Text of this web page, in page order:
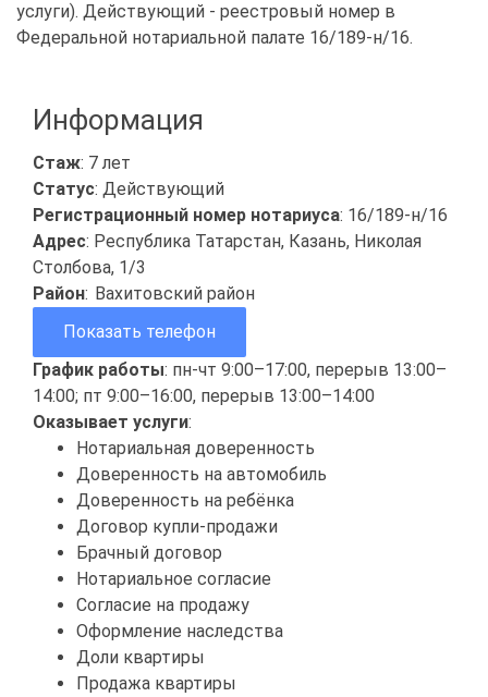
услуги). Действующий - реестровый номер в
Федеральной нотариальной палате 16/189-н/16.
Информация
Стаж: 7 лет
Статус: Действующий
Регистрационный номер нотариуса: 16/189-н/16
Адрес: Республика Татарстан, Казань, Николая
Столбова, 1/3
Район: Вахитовский район
Показать телефон
График работы: пн-чт 9:00–17:00, перерыв 13:00–
14:00; пт 9:00–16:00, перерыв 13:00–14:00
Оказывает услуги:
Нотариальная доверенность
Доверенность на автомобиль
Доверенность на ребёнка
Договор купли-продажи
Брачный договор
Нотариальное согласие
Согласие на продажу
Оформление наследства
Доли квартиры
Продажа квартиры